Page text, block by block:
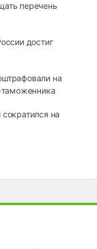
перечень
достиг
на
таможенника
на